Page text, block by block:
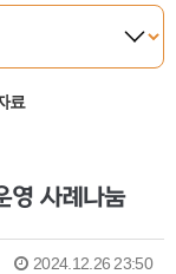
료
영 사례나눔
2024.12.26 23:50